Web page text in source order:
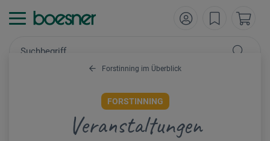
Forstinning im Überblick
FORSTINNING
Veranstaltungen